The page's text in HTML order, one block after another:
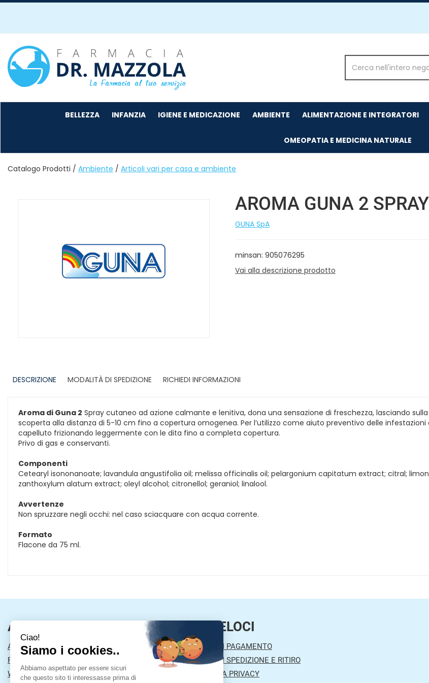
Passa
principale
Farmacia
Mazzola
Prodotto
BELLEZZA INFANZIA IGIENE E MEDICAZIONE AMBIENTE ALIMENTAZIONE E INTEGRATORI
OMEOPATIA E MEDICINA NATURALE
Catalogo Prodotti / Ambiente / Articoli vari per casa e ambiente
AROMA GUNA 2
GUNA SpA
minsan: 905076295
Vai alla descrizione prodotto
DESCRIZIONE
MODALITÀ DI SPEDIZIONE RICHIEDI INFORMAZIONI
Aroma di Guna 2 Spray cutaneo ad azione calmante e lenitiva, dona una sensazione di freschezza, lasciando
scoperta alla distanza di 5-10 cm fino a copertura omogenea. Per l’utilizzo come aiuto preventivo delle
capelluto frizionando leggermente con le dita fino a completa copertura.
Privo di gas e conservanti.
Componenti
Cetearyl isononanoate; lavandula angustifolia oil; melissa officinalis oil; pelargonium capitatum extract; citral;
zanthoxylum alatum extract; oleyl alcohol; citronellol; geraniol; linalool.
Avvertenze
Non spruzzare negli occhi: nel caso sciacquare con acqua corrente.
Formato
Flacone da 75 ml.
AREA UTENTE
ACCEDI
REGISTRATI
WISHLIST
LINK VELOCI
MODALITÀ DI PAGAMENTO
MODALITÀ DI SPEDIZIONE E RITIRO
INFORMATIVA PRIVACY